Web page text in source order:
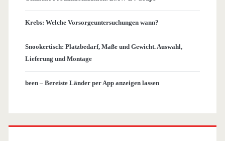
Krebs: Welche Vorsorgeuntersuchungen wann?
Snookertisch: Platzbedarf, Maße und Gewicht. Auswahl,
Lieferung und Montage
been – Bereiste Länder per App anzeigen lassen